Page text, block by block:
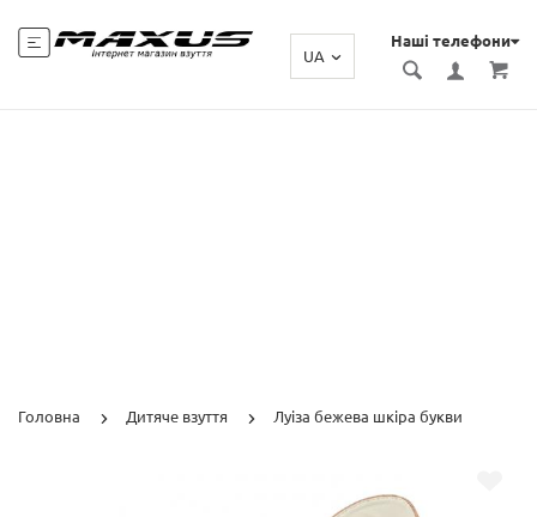
Наші телефони
UA
Головна Дитяче взуття Луіза бежева шкіра букви